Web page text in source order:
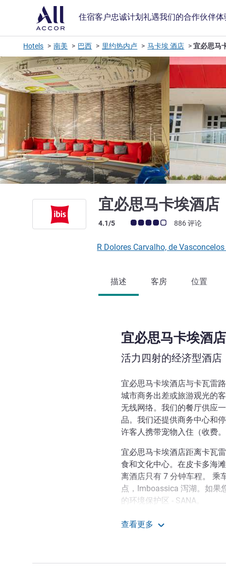
住宿客户忠诚计划礼遇我们的合作伙伴体
Hotels 南美 巴西 里约热内卢 马卡埃 酒店 宜必思马
宜必思马卡埃酒店
客户意见评级 (ALL 评级)
4.1/5 886 评论
R Dolores Carvalho, de
描述 客房 位置
宜必思马卡埃酒店
活力四射的经济型酒店
宜必思马卡埃酒店与卡瓦雷
城市商务出差或旅游观光的
无线网络。我们的餐厅供应
品。我们还提供商务中心和
许客人携带宠物入住（收费
宜必思马卡埃酒店距离卡瓦
食和文化中心。在皮卡多海
离酒店只有 7 分钟车程。 乘
点，Imboassica 泻湖。如果
的环境保护区 - SANA。
该石油产区拥有多个旅游景
查看更多